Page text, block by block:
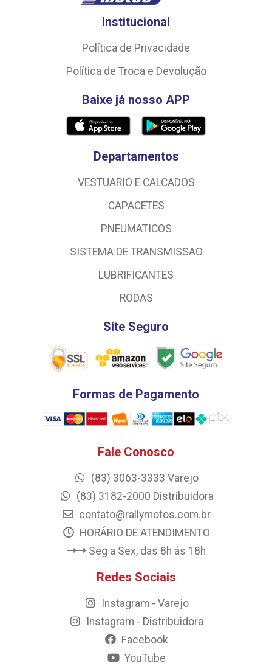
Institucional
Política de Privacidade
Política de Troca e Devolução
Baixe já nosso APP
Departamentos
VESTUARIO E CALCADOS
CAPACETES
PNEUMATICOS
SISTEMA DE TRANSMISSAO
LUBRIFICANTES
RODAS
Site Seguro
Formas de Pagamento
Fale Conosco
(83) 3063-3333 Varejo
(83) 3182-2000 Distribuidora
contato@rallymotos.com.br
HORÁRIO DE ATENDIMENTO
Seg a Sex, das 8h ás 18h
Redes Sociais
Instagram - Varejo
Instagram - Distribuidora
Facebook
YouTube